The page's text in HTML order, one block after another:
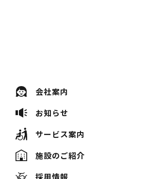
会社案内
お知らせ
サービス案内
施設のご紹介
採用情報